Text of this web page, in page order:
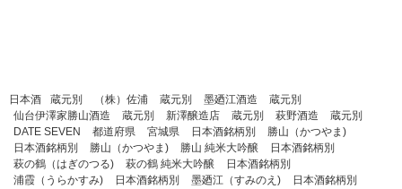
日本酒 蔵元別 （株）佐浦 蔵元別 墨廼江酒造
蔵元別
仙台伊澤家勝山酒造
蔵元別 新澤醸造店 蔵元別 萩野酒造
蔵元別
DATE SEVEN
都道府県 宮城県 日本酒銘柄別
勝山（かつやま)
日本酒銘柄別
勝山（かつやま) 勝山 純米大吟醸
日本酒銘柄別
萩の鶴（はぎのつる)
萩の鶴 純米大吟醸
日本酒銘柄別
浦霞（うらかすみ)
日本酒銘柄別 墨廼江（すみのえ)
日本酒銘柄別